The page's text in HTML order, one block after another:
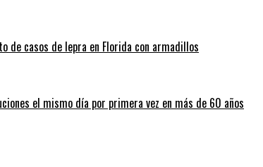
de casos de lepra en Florida con armadillos
el mismo día por primera vez en más de 60 años